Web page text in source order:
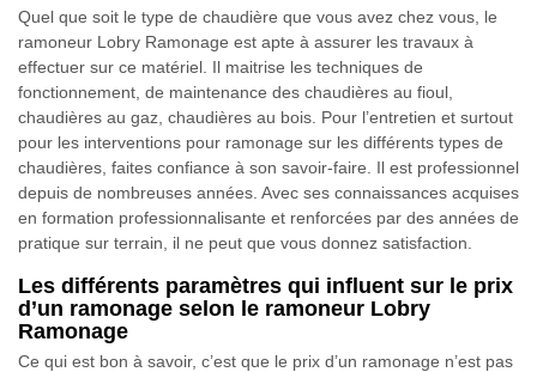
Quel que soit le type de chaudière que vous avez chez vous, le
ramoneur Lobry Ramonage est apte à assurer les travaux à
effectuer sur ce matériel. Il maitrise les techniques de
fonctionnement, de maintenance des chaudières au fioul,
chaudières au gaz, chaudières au bois. Pour l’entretien et surtout
pour les interventions pour ramonage sur les différents types de
chaudières, faites confiance à son savoir-faire. Il est professionnel
depuis de nombreuses années. Avec ses connaissances acquises
en formation professionnalisante et renforcées par des années de
pratique sur terrain, il ne peut que vous donnez satisfaction.
Les différents paramètres qui influent sur le prix
d’un ramonage selon le ramoneur Lobry
Ramonage
Ce qui est bon à savoir, c’est que le prix d’un ramonage n’est pas